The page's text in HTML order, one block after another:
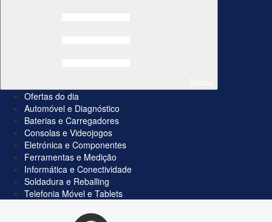
Ofertas do dia
Automóvel e Diagnóstico
Baterias e Carregadores
Consolas e Videojogos
Eletrónica e Componentes
Ferramentas e Medição
Informática e Conectividade
Soldadura e Reballing
Telefonia Móvel e Tablets